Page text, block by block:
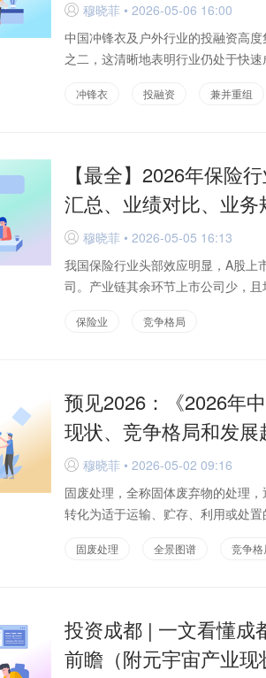
D 穆晓菲 • 2026-05-06 16:00
中国冲锋衣及户外行业的投融资高
之二，这清晰地表明行业仍处于快
冲锋衣 投融资 兼并重组
【最全】2026年保险
汇总、业绩对比、业务
D 穆晓菲 • 2026-05-05 16:13
我国保险行业头部效应明显，A股上
司。产业链其余环节上市公司少，
保险业 竞争格局
预见2026：《2026年
现状、竞争格局和发展
D 穆晓菲 • 2026-05-02 09:16
固废处理，全称固体废弃物的处理
转化为适于运输、贮存、利用或处
固废处理 全景图谱 竞争格
投资成都 | 一文看懂成
前瞻（附元宇宙产业